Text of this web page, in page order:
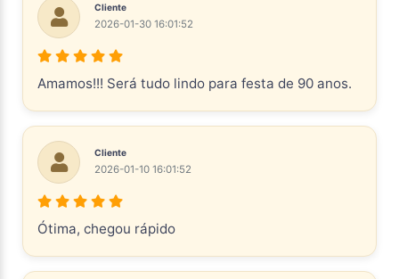
Cliente
2026-01-30 16:01:52
Amamos!!! Será tudo lindo para festa de 90 anos.
Cliente
2026-01-10 16:01:52
Ótima, chegou rápido